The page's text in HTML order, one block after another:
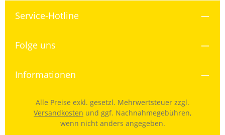
Service-Hotline
Folge uns
Informationen
Alle Preise exkl. gesetzl. Mehrwertsteuer zzgl.
Versandkosten und ggf. Nachnahmegebühren,
wenn nicht anders angegeben.